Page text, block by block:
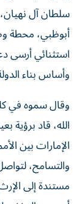
سلطان آل
أبوظبي، محطة
استثنائي أرسى
وأساس بناء
وقال سموه في
الله، قاد
الإمارات بين
والتسامح،
مستندة إلى